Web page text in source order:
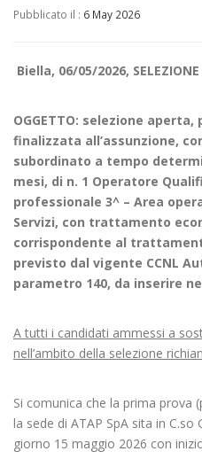
Pubblicato il : 6 May 2026
Biella, 06/05/2026, SELEZIONE
OGGETTO: selezione
finalizzata all’assunzione,
subordinato a tempo
mesi, di n. 1 Operatore
professionale 3^ – Area
Servizi, con trattamento
corrispondente al
previsto dal vigente CCNL
parametro 140, da inserire
A tutti i candidati ammessi a
nell’ambito della selezione
Si comunica che la prima prova
la sede di ATAP SpA sita in C.so
giorno 15 maggio 2026 con